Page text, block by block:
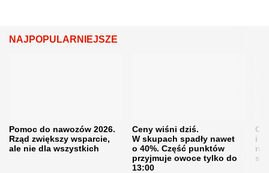
NAJPOPULARNIEJSZE
Pomoc do nawozów 2026.
Rząd zwiększy wsparcie,
ale nie dla wszystkich
Ceny wiśni dziś.
W skupach spadły nawet
o 40%. Część punktów
przyjmuje owoce tylko do
13:00
i